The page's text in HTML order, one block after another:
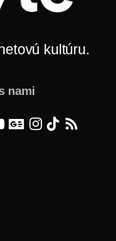
kultúru.
nami